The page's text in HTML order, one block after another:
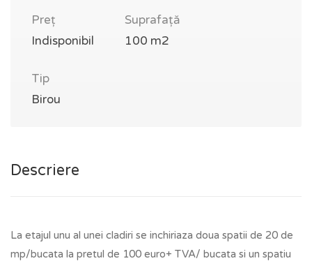
Preț
Indisponibil
Suprafață
100 m2
Tip
Birou
Descriere
La etajul unu al unei cladiri se inchiriaza doua spatii de 20 de
mp/bucata la pretul de 100 euro+ TVA/ bucata si un spatiu